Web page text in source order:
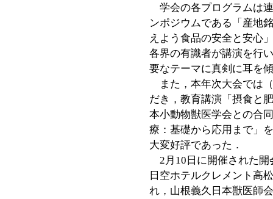
学会の各プログラムは
ンポジウムである「産地
えよう食品の安全と安心
各界の有識者が講演を行
要なテーマに真剣に耳を
また，本年次大会では
だき，教育講演「摂食と
本小動物獣医学会との合
療：基礎から応用まで」
大変好評であった．
2月10日に開催された開
日空ホテルクレメント高
れ，山根義久日本獣医師